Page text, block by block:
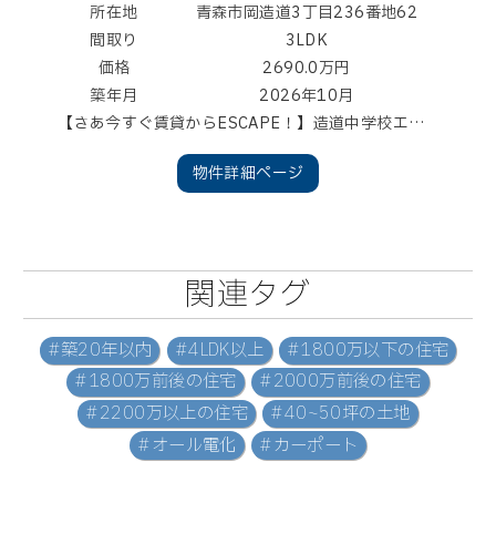
所在地
青森市岡造道3丁目236番地62
間取り
3LDK
価格
2690.0万円
築年月
2026年10月
【さあ今すぐ賃貸からESCAPE！】造道中学校エリアでお探しのお客様におすすめの土地付き新築住宅！アフター最大10年保証！白蟻10年保証！フラット３５Ｓ（ZEH）対応住宅！みらいエコ住宅2026事業対象住宅（ZEH水準住宅）！
物件詳細ページ
関連タグ
#築20年以内 #4LDK以上
#1800万以下の住宅
#1800万前後の住宅
#2000万前後の住宅
#2200万以上の住宅
#40~50坪の土地
#オール電化
#カーポート